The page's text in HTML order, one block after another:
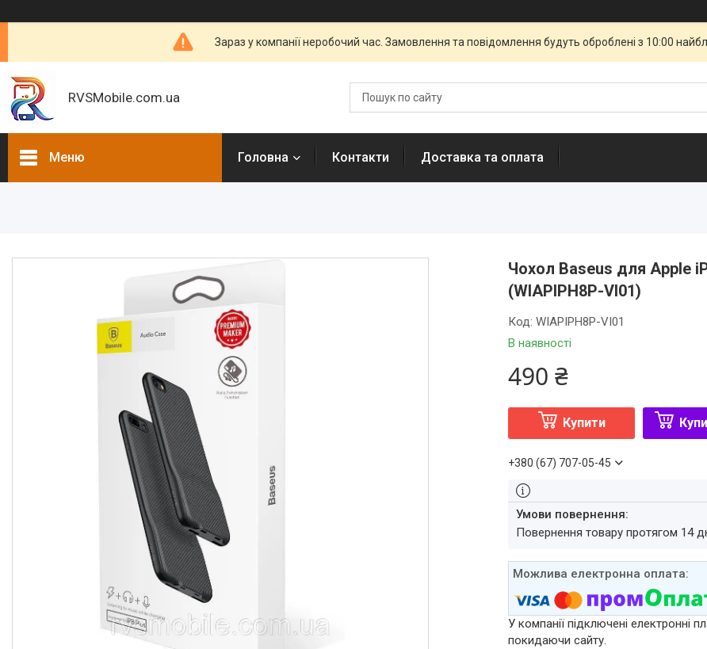
Зараз у компанії неробочий час. Замовлення та повідомлення будуть оброблені з 10:00
RVSMobile.com.ua
Меню Головна Контакти Доставка та оплата
Чохол Baseus для Apple
(WIAPIPH8P-VI01)
В наявності
Код:WIAPIPH8P-VI01
490 ₴
Купити
+380 (67) 707-05-45
повернення товару протягом 14
У компанії підключені електронні
покидаючи сайту.